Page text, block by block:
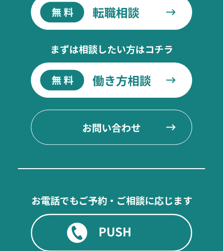
まずは相談したい方はコチラ
お電話でもご予約・ご相談に応じます